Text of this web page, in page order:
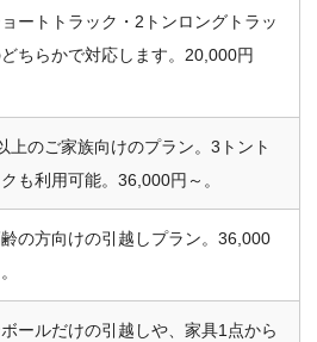
ートトラック・2トンロングトラッ
ちらかで対応します。20,000円
上のご家族向けのプラン。3トント
も利用可能。36,000円～。
の方向けの引越しプラン。36,000
ールだけの引越しや、家具1点から